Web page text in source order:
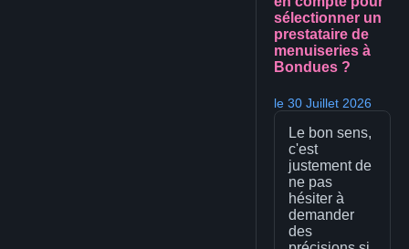
sélectionner un
prestataire de
menuiseries à
Bondues ?
le 30 Juillet 2026
Le bon sens,
c'est
justement de
ne pas
hésiter à
demander
des